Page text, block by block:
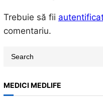
Trebuie să fii
comentariu.
r
MEDICI MEDLIFE